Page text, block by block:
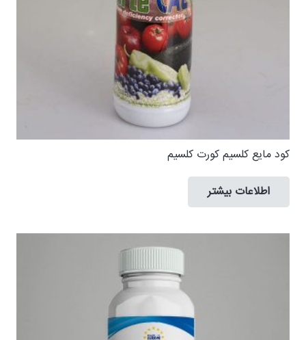
کود مایع کلسیم كورت كلسيم
اطلاعات بیشتر